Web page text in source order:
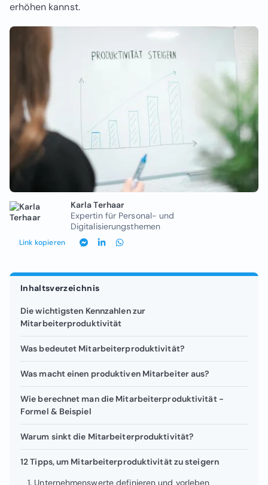
erhöhen kannst.
Karla Terhaar
Expertin für Personal- und
Digitalisierungsthemen
Link kopieren
Inhaltsverzeichnis
Die wichtigsten Kennzahlen zur
Mitarbeiterproduktivität
Was bedeutet Mitarbeiterproduktivität?
Was macht einen produktiven Mitarbeiter aus?
Wie berechnet man die Mitarbeiterproduktivität -
Formel & Beispiel
Warum sinkt die Mitarbeiterproduktivität?
12 Tipps, um Mitarbeiterproduktivität zu steigern
1. Unternehmenswerte definieren und vorleben